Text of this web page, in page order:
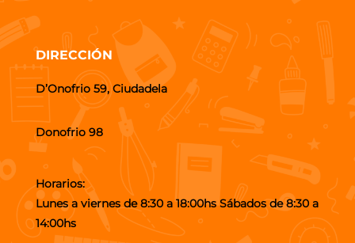
DIRECCIÓN
D’Onofrio 59, Ciudadela
Donofrio 98
Horarios:
Lunes a viernes de 8:30 a 18:00hs Sábados de 8:30 a
14:00hs